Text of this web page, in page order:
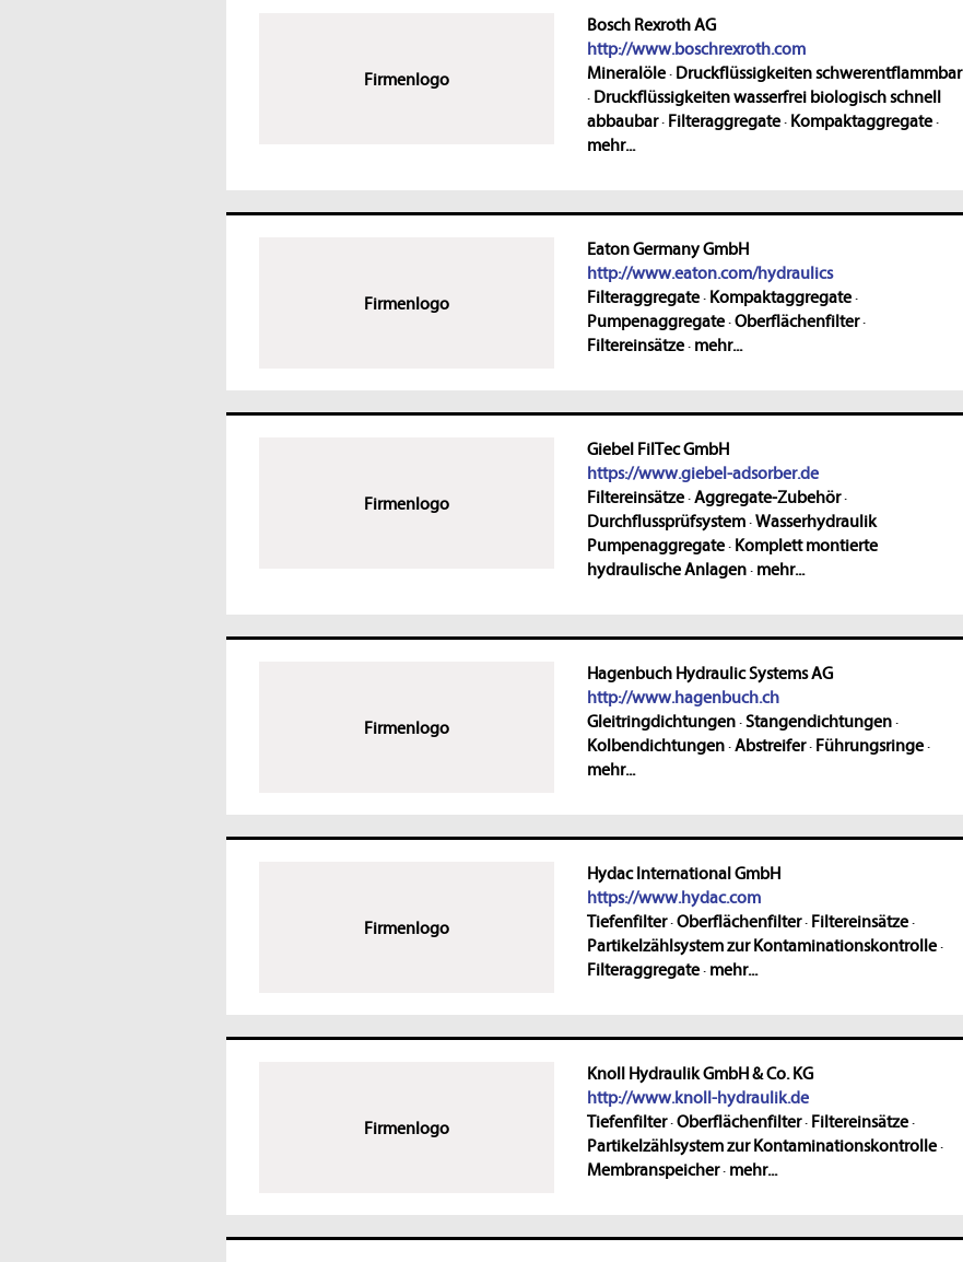
Firmenlogo
Bosch Rexroth AG
http://www.boschrexroth.com
Mineralöle· Druckflüssigkeiten schwerentflammbar
· Druckflüssigkeiten wasserfrei biologisch schnell
abbaubar· Filteraggregate· Kompaktaggregate·
mehr...
Firmenlogo
Eaton Germany GmbH
http://www.eaton.com/hydraulics
Filteraggregate· Kompaktaggregate·
Pumpenaggregate·Oberflächenfilter·
Filtereinsätze· mehr...
Firmenlogo
Giebel FilTec GmbH
https://www.giebel-adsorber.de
Filtereinsätze·Aggregate-Zubehör·
Durchflussprüfsystem·Wasserhydraulik
Pumpenaggregate· Komplett montierte
hydraulische Anlagen· mehr...
Firmenlogo
Hagenbuch Hydraulic Systems AG
http://www.hagenbuch.ch
Gleitringdichtungen·Stangendichtungen·
Kolbendichtungen·Abstreifer· Führungsringe·
mehr...
Firmenlogo
Hydac International GmbH
https://www.hydac.com
Tiefenfilter·Oberflächenfilter· Filtereinsätze·
Partikelzählsystem zur Kontaminationskontrolle·
Filteraggregate· mehr...
Firmenlogo
Knoll Hydraulik GmbH & Co. KG
http://www.knoll-hydraulik.de
Tiefenfilter·Oberflächenfilter· Filtereinsätze·
Partikelzählsystem zur Kontaminationskontrolle·
Membranspeicher· mehr...